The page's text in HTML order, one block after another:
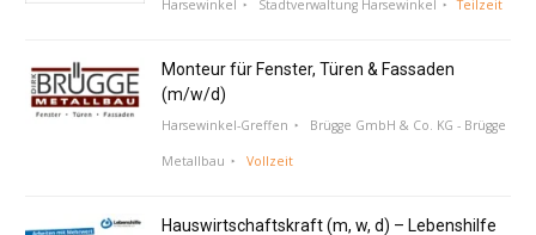
Harsewinkel Stadtverwaltung Harsewinkel Teilzeit
Monteur für Fenster, Türen & Fassaden
(m/w/d)
Harsewinkel-Greffen Brügge GmbH & Co. KG - Brügge
Metallbau Vollzeit
Hauswirtschaftskraft (m, w, d) – Lebenshilfe